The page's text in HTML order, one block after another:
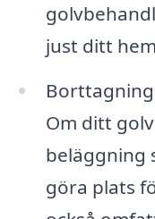
just ditt
Om ditt
beläggning
göra plats